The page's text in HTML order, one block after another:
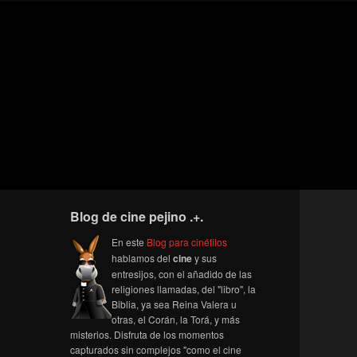
Blog de cine pejino .+.
En este Blog para cinéfilos
hablamos del ciney sus
entresijos, con el añadido de las
religiones llamadas, del "libro", la
Biblia, ya sea Reina Valera u
otras, el Corán, la Torá, y más
misterios. Disfruta de los momentos
capturados sin complejos "como el cine